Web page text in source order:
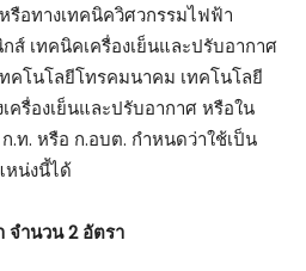
รือทางเทคนิควิศวกรรมไฟฟ้า
ส์ เทคนิคเครื่องเย็นและปรับอากาศ
คโนโลยีโทรคมนาคม เทคโนโลยี
ครื่องเย็นและปรับอากาศ หรือใน
.ท. หรือ ก.อบต. กำหนดว่าใช้เป็น
น่งนี้ได้
จำนวน 2 อัตรา